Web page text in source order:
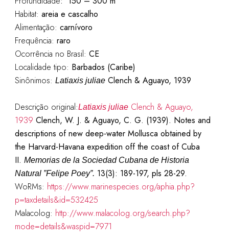
Habitat: areia e cascalho
Alimentação: carnívoro
Frequência: raro
Ocorrência no Brasil: CE
Localidade tipo: Barbados (Caribe)
Sinônimos: Latiaxis juliaeClench & Aguayo, 1939
Descrição original:Latiaxis juliaeClench & Aguayo,
1939 Clench, W. J. & Aguayo, C. G. (1939). Notes and
descriptions of new deep-water Mollusca obtained by
the Harvard-Havana expedition off the coast of Cuba
II. Memorias de la Sociedad Cubana de Historia
Natural ”Felipe Poey”. 13(3): 189-197, pls 28-29.
WoRMs: https://www.marinespecies.org/aphia.php?
p=taxdetails&id=532425
Malacolog: http://www.malacolog.org/search.php?
mode=details&waspid=7971